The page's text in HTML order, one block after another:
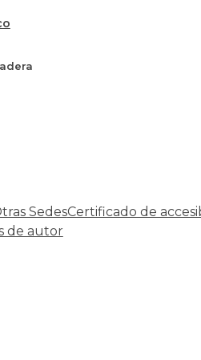
SedesCertificado de
de autor